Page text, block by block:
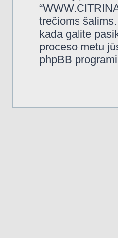
trečioms
kada galite
proceso metu
phpBB